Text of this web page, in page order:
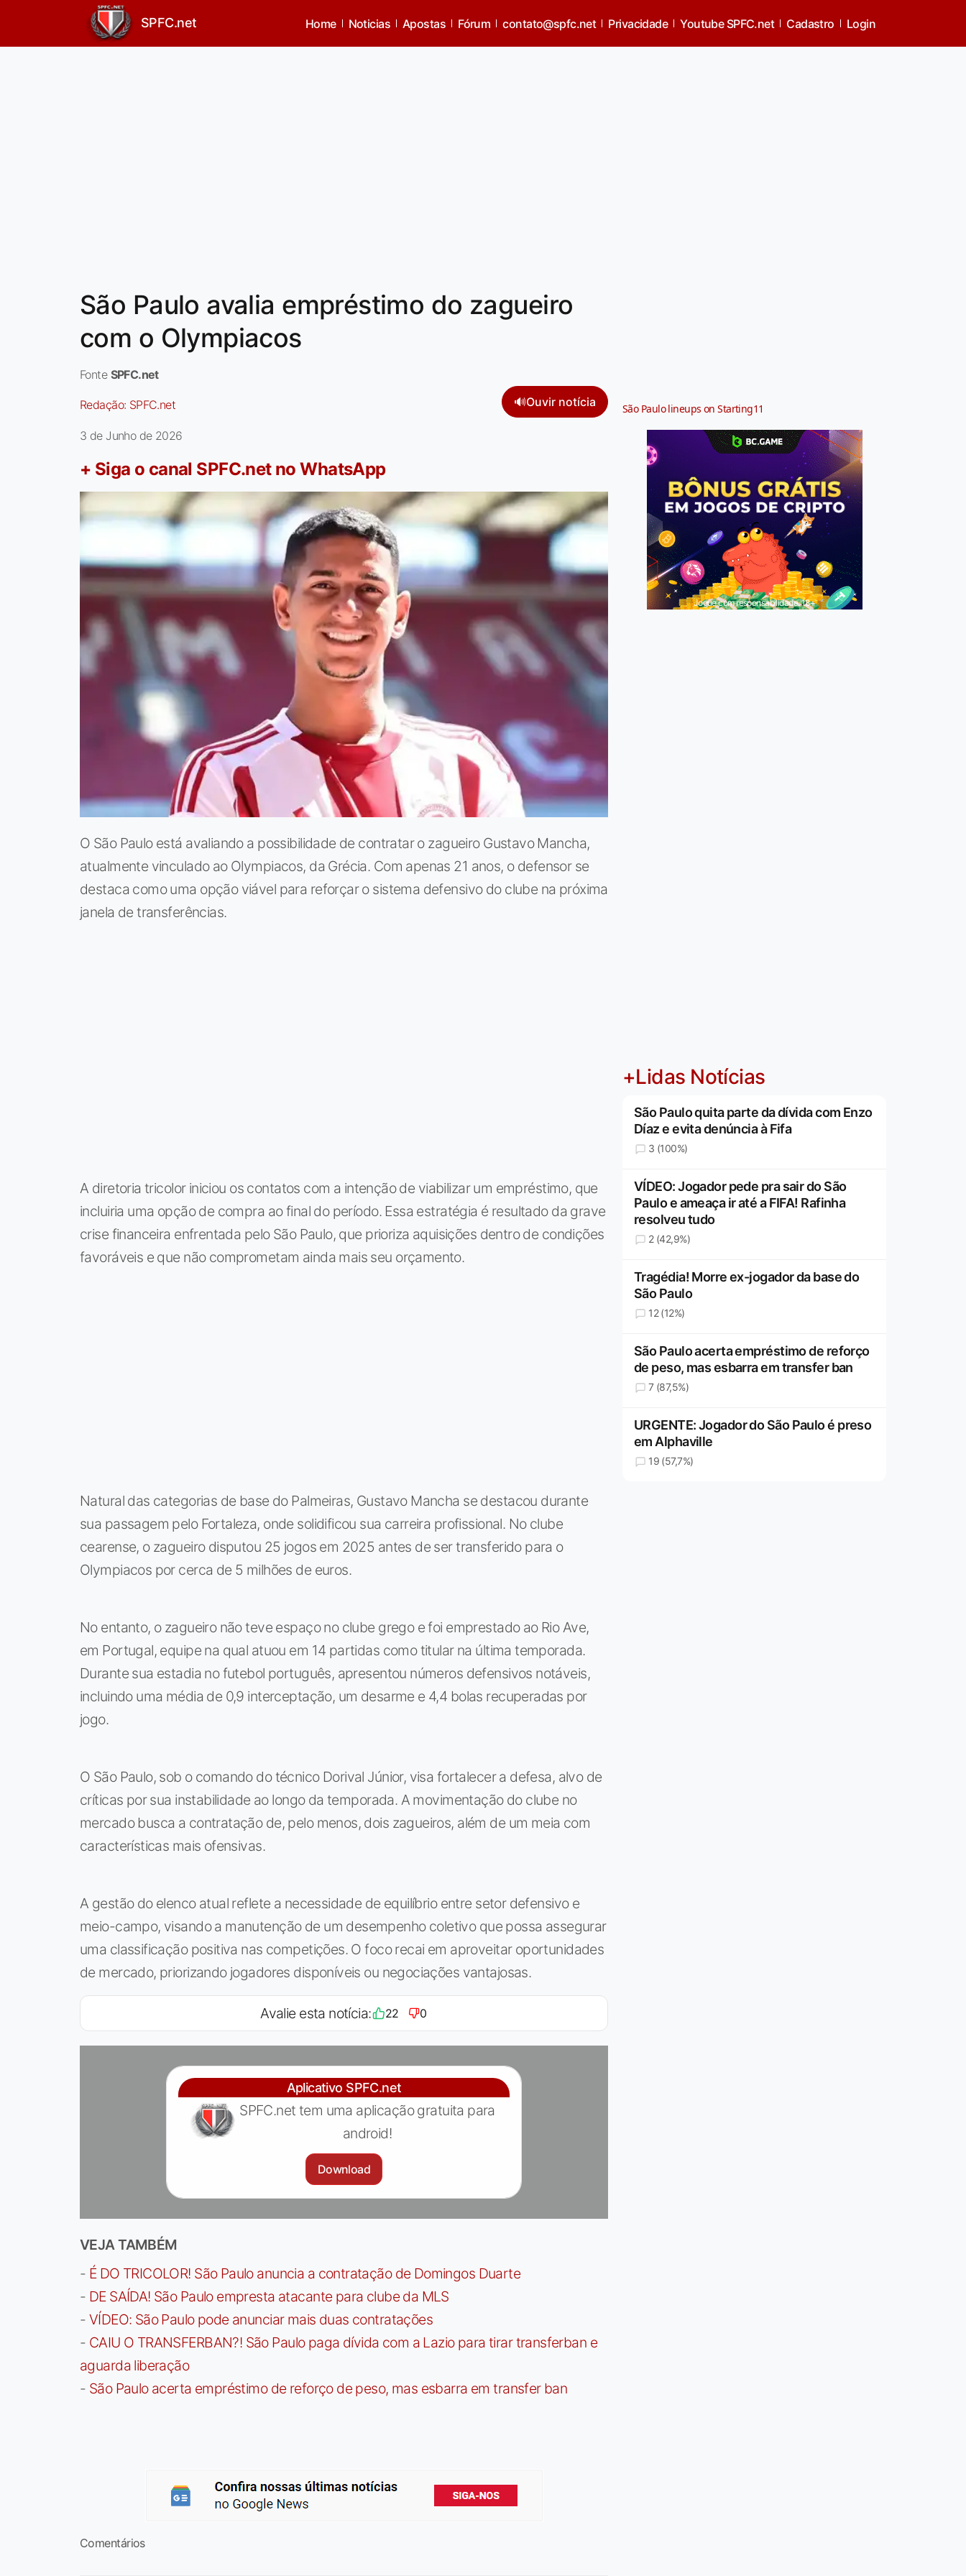
SPFC.net Home Noticias Apostas Fórum contato@spfc.net Privacidade Youtube SPFC.net Cadastro Login
São Paulo avalia empréstimo do zagueiro
com o Olympiacos
Fonte SPFC.net
Redação: SPFC.net 🔊Ouvir notícia
3 de Junho de 2026
+ Siga o canal SPFC.net no WhatsApp
O São Paulo está avaliando a possibilidade de contratar o zagueiro Gustavo Mancha,
atualmente vinculado ao Olympiacos, da Grécia. Com apenas 21 anos, o defensor se
destaca como uma opção viável para reforçar o sistema defensivo do clube na próxima
janela de transferências.
A diretoria tricolor iniciou os contatos com a intenção de viabilizar um empréstimo, que
incluiria uma opção de compra ao final do período. Essa estratégia é resultado da grave
crise financeira enfrentada pelo São Paulo, que prioriza aquisições dentro de condições
favoráveis e que não comprometam ainda mais seu orçamento.
Natural das categorias de base do Palmeiras, Gustavo Mancha se destacou durante
sua passagem pelo Fortaleza, onde solidificou sua carreira profissional. No clube
cearense, o zagueiro disputou 25 jogos em 2025 antes de ser transferido para o
Olympiacos por cerca de 5 milhões de euros.
No entanto, o zagueiro não teve espaço no clube grego e foi emprestado ao Rio Ave,
em Portugal, equipe na qual atuou em 14 partidas como titular na última temporada.
Durante sua estadia no futebol português, apresentou números defensivos notáveis,
incluindo uma média de 0,9 interceptação, um desarme e 4,4 bolas recuperadas por
jogo.
O São Paulo, sob o comando do técnico Dorival Júnior, visa fortalecer a defesa, alvo de
críticas por sua instabilidade ao longo da temporada. A movimentação do clube no
mercado busca a contratação de, pelo menos, dois zagueiros, além de um meia com
características mais ofensivas.
A gestão do elenco atual reflete a necessidade de equilíbrio entre setor defensivo e
meio-campo, visando a manutenção de um desempenho coletivo que possa assegurar
uma classificação positiva nas competições. O foco recai em aproveitar oportunidades
de mercado, priorizando jogadores disponíveis ou negociações vantajosas.
Avalie esta notícia: 22 0
Aplicativo SPFC.net
SPFC.net tem uma aplicação gratuita para
android!
Download
VEJA TAMBÉM
- É DO TRICOLOR! São Paulo anuncia a contratação de Domingos Duarte
- DE SAÍDA! São Paulo empresta atacante para clube da MLS
- VÍDEO: São Paulo pode anunciar mais duas contratações
- CAIU O TRANSFERBAN?! São Paulo paga dívida com a Lazio para tirar transferban e
aguarda liberação
- São Paulo acerta empréstimo de reforço de peso, mas esbarra em transfer ban
Comentários
São Paulo lineups on Starting11
Jogue com responsabilidade. 18+
+Lidas Notícias
São Paulo quita parte da dívida com Enzo
Díaz e evita denúncia à Fifa
3 (100%)
VÍDEO: Jogador pede pra sair do São
Paulo e ameaça ir até a FIFA! Rafinha
resolveu tudo
2 (42,9%)
Tragédia! Morre ex-jogador da base do
São Paulo
12 (12%)
São Paulo acerta empréstimo de reforço
de peso, mas esbarra em transfer ban
7 (87,5%)
URGENTE: Jogador do São Paulo é preso
em Alphaville
19 (57,7%)